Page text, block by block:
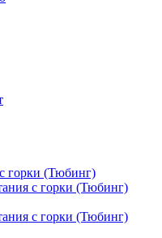
горки (Тюбинг)
с горки (Тюбинг)
с горки (Тюбинг)